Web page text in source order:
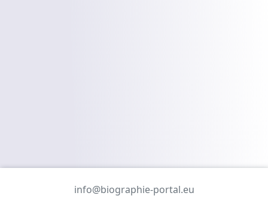
info@biographie-portal.eu